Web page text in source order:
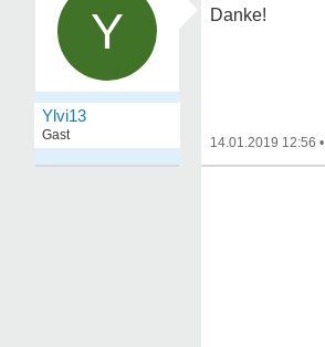
Y
Ylvi13
Gast
Danke!
14.01.2019 12:56 •